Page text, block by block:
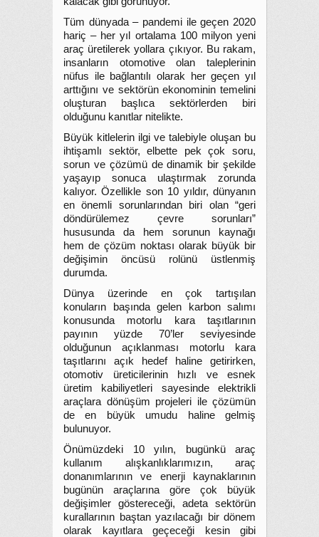
Tüm dünyada – pandemi ile geçen 2020
hariç – her yıl ortalama 100 milyon yeni
araç üretilerek yollara çıkıyor. Bu rakam,
insanların otomotive olan taleplerinin
nüfus ile bağlantılı olarak her geçen yıl
arttığını ve sektörün ekonominin temelini
oluşturan başlıca sektörlerden biri
olduğunu kanıtlar nitelikte.
Büyük kitlelerin ilgi ve talebiyle oluşan bu
ihtişamlı sektör, elbette pek çok soru,
sorun ve çözümü de dinamik bir şekilde
yaşayıp sonuca ulaştırmak zorunda
kalıyor. Özellikle son 10 yıldır, dünyanın
en önemli sorunlarından biri olan “geri
döndürülemez çevre sorunları”
hususunda da hem sorunun kaynağı
hem de çözüm noktası olarak büyük bir
değişimin öncüsü rolünü üstlenmiş
durumda.
Dünya üzerinde en çok tartışılan
konuların başında gelen karbon salımı
konusunda motorlu kara taşıtlarının
payının yüzde 70’ler seviyesinde
olduğunun açıklanması motorlu kara
taşıtlarını açık hedef haline getirirken,
otomotiv üreticilerinin hızlı ve esnek
üretim kabiliyetleri sayesinde elektrikli
araçlara dönüşüm projeleri ile çözümün
de en büyük umudu haline gelmiş
bulunuyor.
Önümüzdeki 10 yılın, bugünkü araç
kullanım alışkanlıklarımızın, araç
donanımlarının ve enerji kaynaklarının
bugünün araçlarına göre çok büyük
değişimler göstereceği, adeta sektörün
kurallarının baştan yazılacağı bir dönem
olarak kayıtlara geçeceği kesin gibi